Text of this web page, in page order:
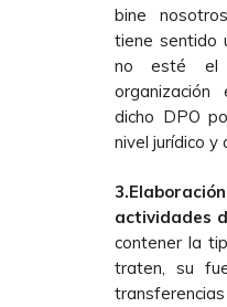
bine
tiene sentido
no esté
dicho DPO
nivel jurídico y
actividades
contener la
traten, su